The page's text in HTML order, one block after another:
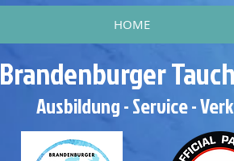
HOME
Ausbildung - Service -
Brandenburger